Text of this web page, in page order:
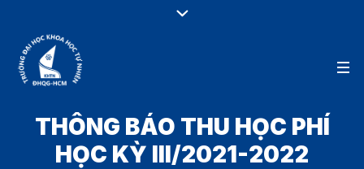
THÔNG BÁO THU HỌC PHÍ
HỌC KỲ III/2021-2022